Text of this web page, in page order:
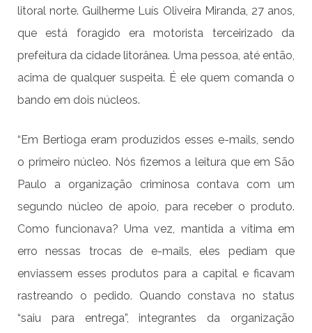
litoral norte. Guilherme Luís Oliveira Miranda, 27 anos,
que está foragido era motorista terceirizado da
prefeitura da cidade litorânea. Uma pessoa, até então,
acima de qualquer suspeita. É ele quem comanda o
bando em dois núcleos.
“Em Bertioga eram produzidos esses e-mails, sendo
o primeiro núcleo. Nós fizemos a leitura que em São
Paulo a organização criminosa contava com um
segundo núcleo de apoio, para receber o produto.
Como funcionava? Uma vez, mantida a vítima em
erro nessas trocas de e-mails, eles pediam que
enviassem esses produtos para a capital e ficavam
rastreando o pedido. Quando constava no status
“saiu para entrega”, integrantes da organização